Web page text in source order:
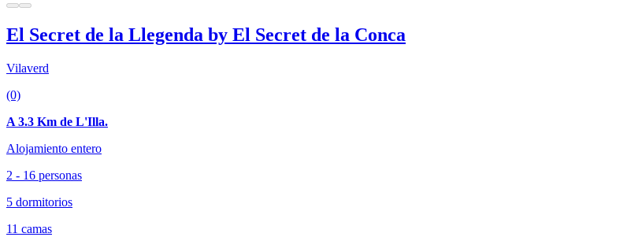
El Secret de la Llegenda by El Secret de la Conca
Vilaverd
(0)
A 3.3 Km de L'Illa.
Alojamiento entero
2 - 16 personas
5 dormitorios
11 camas